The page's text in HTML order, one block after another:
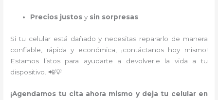
Precios justos y sin sorpresas
Si tu celular está dañado y necesitas repararlo de manera
confiable, rápida y económica, ¡contáctanos hoy mismo!
Estamos listos para ayudarte a devolverle la vida a tu
dispositivo. 📲💡
¡Agendamos tu cita ahora mismo y deja tu celular en